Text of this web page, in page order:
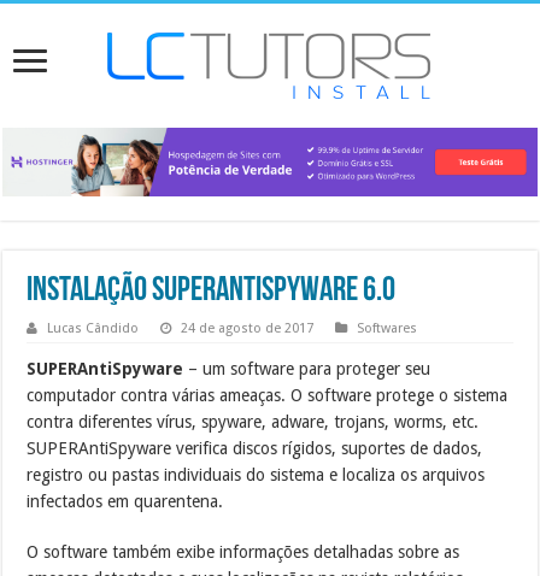
Instalação SuperAntiSPYWARE 6.0
Lucas Cândido 24 de agosto de 2017 Softwares
SUPERAntiSpyware – um software para proteger seu
computador contra várias ameaças. O software protege o sistema
contra diferentes vírus, spyware, adware, trojans, worms, etc.
SUPERAntiSpyware verifica discos rígidos, suportes de dados,
registro ou pastas individuais do sistema e localiza os arquivos
infectados em quarentena.
O software também exibe informações detalhadas sobre as